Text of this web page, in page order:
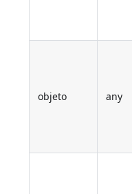
objeto any